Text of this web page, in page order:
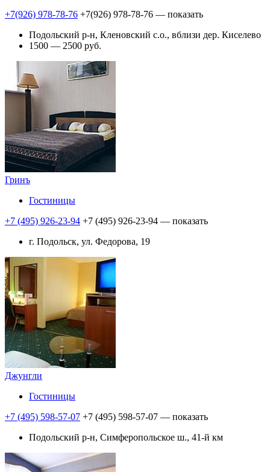
+7(926) 978-78-76 +7(926) 978-78-76 — показать
Подольский р-н, Кленовский с.о., вблизи дер. Киселево
1500 — 2500 руб.
Гринъ
Гостиницы
+7 (495) 926-23-94 +7 (495) 926-23-94 — показать
г. Подольск, ул. Федорова, 19
Джунгли
Гостиницы
+7 (495) 598-57-07 +7 (495) 598-57-07 — показать
Подольский р-н, Симферопольское ш., 41-й км